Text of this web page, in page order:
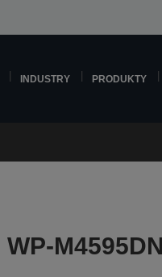
INDUSTRY PRODUKTY
WP-